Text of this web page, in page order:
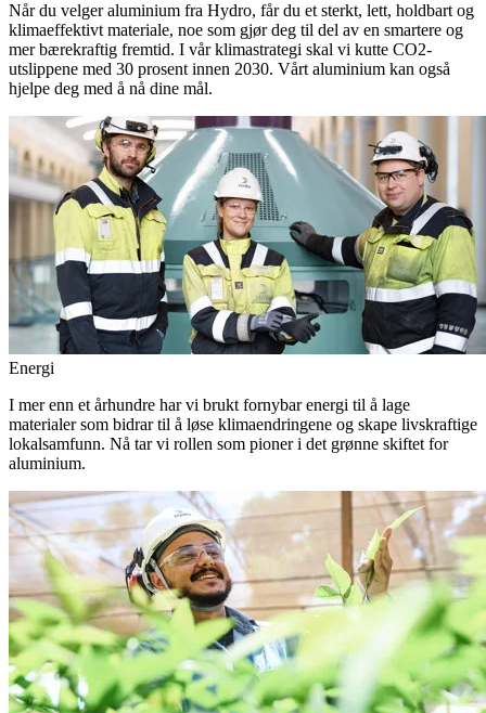
Når du velger aluminium fra Hydro, får du et sterkt, lett, holdbart og
klimaeffektivt materiale, noe som gjør deg til del av en smartere og
mer bærekraftig fremtid. I vår klimastrategi skal vi kutte CO2-
utslippene med 30 prosent innen 2030. Vårt aluminium kan også
hjelpe deg med å nå dine mål.
Energi
I mer enn et århundre har vi brukt fornybar energi til å lage
materialer som bidrar til å løse klimaendringene og skape livskraftige
lokalsamfunn. Nå tar vi rollen som pioner i det grønne skiftet for
aluminium.